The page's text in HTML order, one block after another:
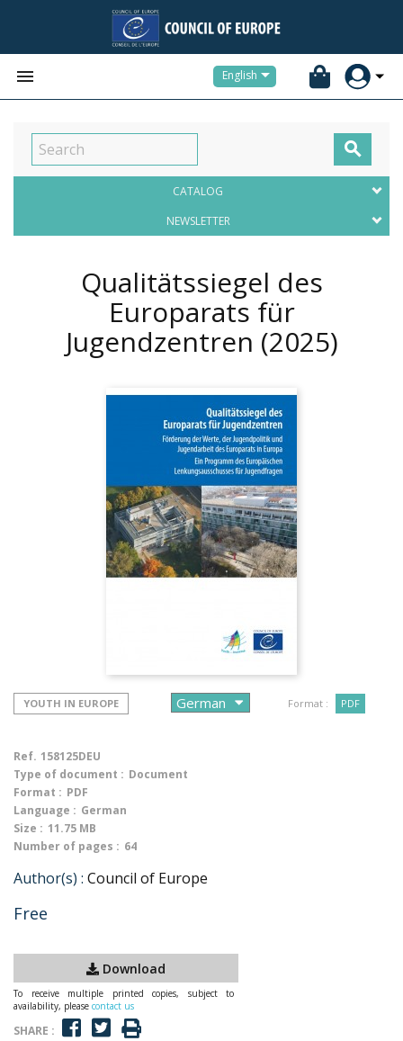
 English

CATALOG
NEWSLETTER
Qualitätssiegel des
Europarats für
Jugendzentren (2025)
YOUTH IN EUROPE Format : PDF
Ref. 158125DEU
Type of document : Document
Format : PDF
Language : German
Size : 11.75 MB
Number of pages : 64
Author(s) : Council of Europe
Free
Download
To receive multiple printed copies, subject to
availability, please contact us
SHARE :